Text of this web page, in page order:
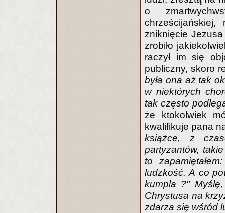
o
zniknięcie
zrobiło
raczył im się
publiczny, skoro
była ona aż tak
w niektórych
tak często
że ktokolwiek
kwalifikuje pana
książce, z
partyzantów,
to
ludzkość. A co
kumpla ?"
Chrystusa na
zdarza się wśród